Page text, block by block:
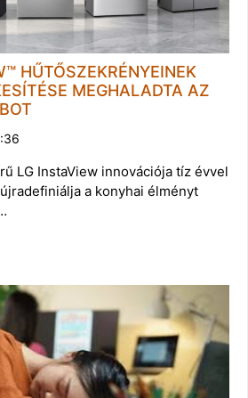
HŰTŐSZEKRÉNYEINEK
MEGHALADTA AZ
LG InstaView innovációja tíz évvel
a konyhai élményt